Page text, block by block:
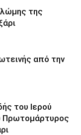
της
από την
του Ιερού
Πρωτομάρτυρος